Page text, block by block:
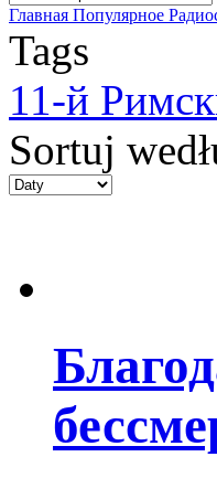
Главная Популярное
Tags
11-й
Sortuj